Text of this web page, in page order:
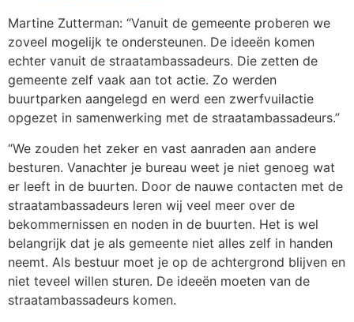
Martine Zutterman: “Vanuit de gemeente proberen we
zoveel mogelijk te ondersteunen. De ideeën komen
echter vanuit de straatambassadeurs. Die zetten de
gemeente zelf vaak aan tot actie. Zo werden
buurtparken aangelegd en werd een zwerfvuilactie
opgezet in samenwerking met de straatambassadeurs.”
“We zouden het zeker en vast aanraden aan andere
besturen. Vanachter je bureau weet je niet genoeg wat
er leeft in de buurten. Door de nauwe contacten met de
straatambassadeurs leren wij veel meer over de
bekommernissen en noden in de buurten. Het is wel
belangrijk dat je als gemeente niet alles zelf in handen
neemt. Als bestuur moet je op de achtergrond blijven en
niet teveel willen sturen. De ideeën moeten van de
straatambassadeurs komen.